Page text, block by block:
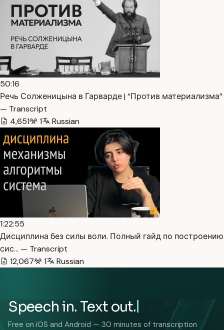
50:16
Речь Солженицына в Гарварде | “Против материализма”
— Transcript
4,651
1 Russian
1:22:55
Дисциплина без силы воли. Полный гайд по построению
сис… — Transcript
12,067
1 Russian
Speech in. Text out.
Free on iOS and Android — 30 minutes of transcription